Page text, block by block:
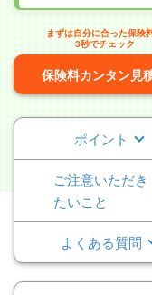
まずは自分に合った保険
3秒でチェック
保険料カンタン見
ポイント
ご注意いただき
たいこと
よくある質問